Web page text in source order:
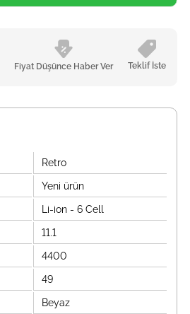
Fiyat Düşünce Haber Ver Teklif İste
Retro
Yeni ürün
Li-ion - 6 Cell
11.1
4400
49
Beyaz